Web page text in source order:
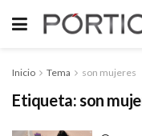
Inicio Tema son mujeres
Etiqueta:son